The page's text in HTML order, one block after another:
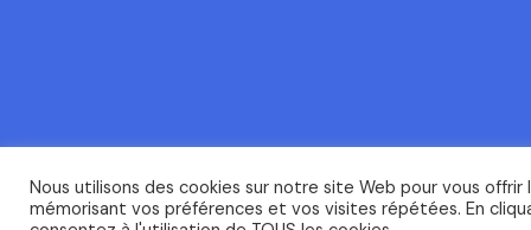
Nous utilisons des cookies sur notre site Web pour vous
mémorisant vos préférences et vos visites répétées. En